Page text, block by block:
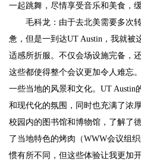
一起跳舞，尽情享受音乐和美食，
毛科龙：由于去北美需要多次
惫，但是一到达UT Austin，我就被
适感所折服。不仅会场设施完备，
这些都使得整个会议更加令人难忘
一些当地的风景和文化。UT Austin
和现代化的氛围，同时也充满了浓
校园内的图书馆和博物馆，了解了
了当地特色的烤肉（WWW会议组
惯有所不同，但这些体验让我更加